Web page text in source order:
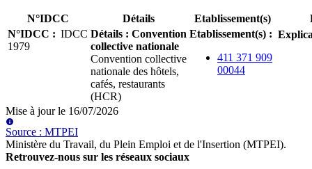
N°IDCC Détails Etablissement(s)
N°IDCC : IDCC
1979
Détails : Convention
collective nationale
Convention collective
nationale des hôtels,
cafés, restaurants
(HCR)
Etablissement(s) :
411 371 909
00044
Mise à jour le 16/07/2026
Source : MTPEI
Ministère du Travail, du Plein Emploi et de l'Insertion (MTPEI).
Retrouvez-nous sur les réseaux sociaux